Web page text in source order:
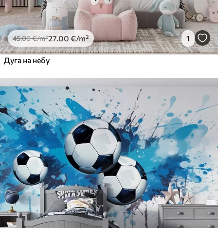
Peel and Stick
81.6749.00€/m²
45.00€/m²27 .00 €/m² 1
Дуга на небу